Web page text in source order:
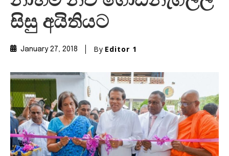
සිසු අයිතියට
January 27, 2018 By Editor 1